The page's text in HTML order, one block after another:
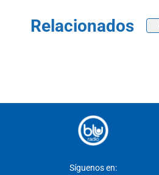
Relacionados
Síguenos en: